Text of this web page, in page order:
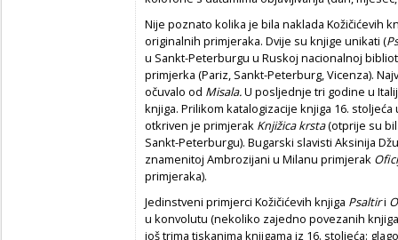
Nije poznato kolika je bila naklada Kožičićevih
originalnih primjeraka. Dvije su knjige unikati (
u Sankt-Peterburgu u Ruskoj nacionalnoj
primjerka (Pariz, Sankt-Peterburg, Vicenza).
očuvalo od Misala.U posljednje tri godine u
knjiga. Prilikom katalogizacije knjiga 16.
otkriven je primjerak Knjižica krsta(otprije su
Sankt-Peterburgu). Bugarski slavisti Aksinija
znamenitoj Ambrozijani u Milanu primjerak
primjeraka).
Jedinstveni primjerci Kožičićevih knjiga Psaltiri
u konvolutu (nekoliko zajedno povezanih
još trima tiskanima knjigama iz 16. stoljeća: